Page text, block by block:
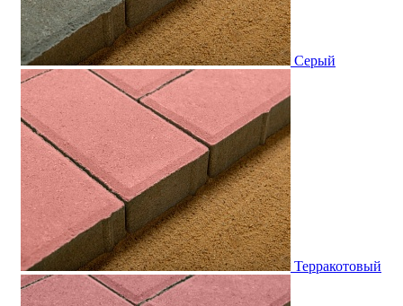
Серый
Терракотовый